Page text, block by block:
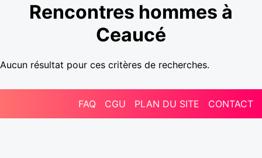
Rencontres hommes à
Ceaucé
Aucun résultat pour ces critères de recherches.
FAQ CGU PLAN DU SITE CONTACT